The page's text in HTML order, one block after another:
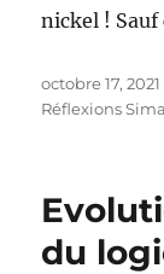
nickel ! Sauf
Publié
le
octobre 17, 2021
Réflexions
du